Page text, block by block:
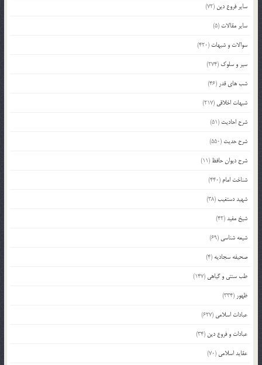
سایر فروع دین (72)
سایر مقالات (5)
سوالات و شبهات (420)
سیر و سلوک (274)
شب های قدر (46)
شبهات اخلاقی (217)
شرح احادیث (51)
شرح حدیث (550)
شرح دیوان حافظ (11)
شناخت امام (440)
شهید دستغیب(38)
شیخ مفید(42)
شیعه شناسی (69)
صحیفه سجادیه (4)
طب سنتی و گیاهی (147)
ظهور (334)
عبادات اسلامی (627)
عبادات و فروع دین (34)
عقاید اسلامی (70)